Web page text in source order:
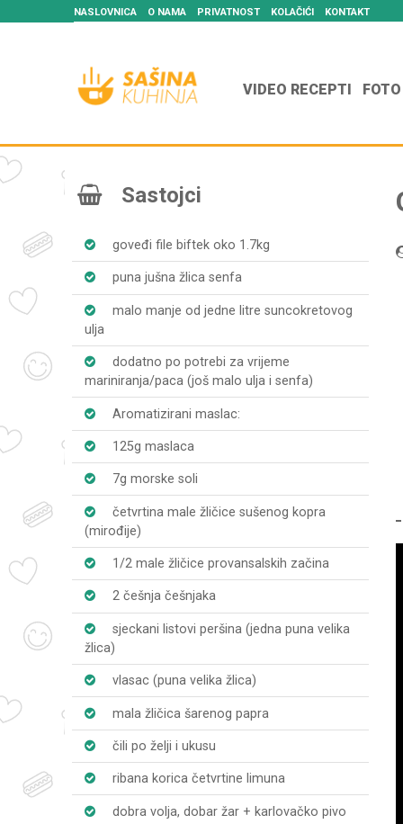
NASLOVNICA O NAMA PRIVATNOST KOLAČIĆI KONTAKT
VIDEO RECEPTI
Sastojci
goveđi file biftek oko 1.7kg
puna jušna žlica senfa
malo manje od jedne litre suncokretovog
ulja
dodatno po potrebi za vrijeme
mariniranja/paca (još malo ulja i senfa)
Aromatizirani maslac:
125g maslaca
7g morske soli
četvrtina male žličice sušenog kopra
(mirođije)
1/2 male žličice provansalskih začina
2 češnja češnjaka
sjeckani listovi peršina (jedna puna velika
žlica)
vlasac (puna velika žlica)
mala žličica šarenog papra
čili po želji i ukusu
ribana korica četvrtine limuna
dobra volja, dobar žar + karlovačko pivo